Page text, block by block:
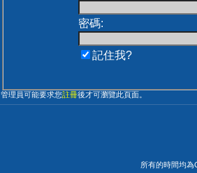
密碼:
記住我?
管理員可能要求您註冊後才可瀏覽此頁面。
所有的時間均為